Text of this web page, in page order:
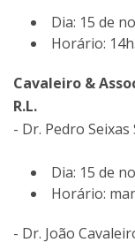
Dia: 15 de
Horário:
Cavaleiro &
R.L.
- Dr. Pedro Seixas
Dia: 15 de
Horário:
- Dr. João